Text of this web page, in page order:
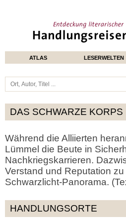
ATLAS LESERWELTEN
DAS SCHWARZE KORPS
Während die Alliierten
Lümmel die Beute in
Nachkriegskarrieren.
Verstand und Reputation
Schwarzlicht-Panorama.
HANDLUNGSORTE